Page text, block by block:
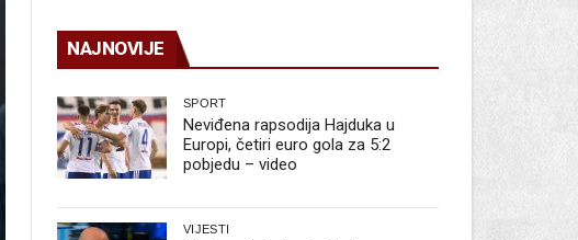
NAJNOVIJE
SPORT
Neviđena rapsodija Hajduka u
Europi, četiri euro gola za 5:2
pobjedu – video
VIJESTI